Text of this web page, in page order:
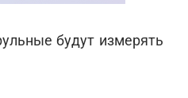
будут измерять